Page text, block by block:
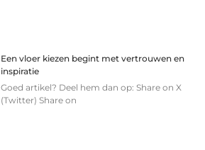
Een vloer kiezen begint met vertrouwen en
inspiratie
Goed artikel? Deel hem dan op: Share on X
(Twitter) Share on